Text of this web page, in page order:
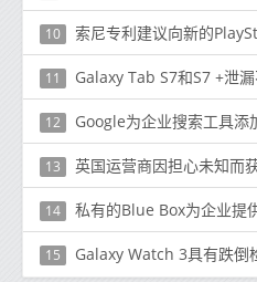
10 索尼专利建议向新的
11 Galaxy Tab S7和S7 +泄
12 Google为企业搜索工具添
13 英国运营商因担心未知而
14 私有的Blue Box为企业提供了基于
15 Galaxy Watch 3具有跌倒